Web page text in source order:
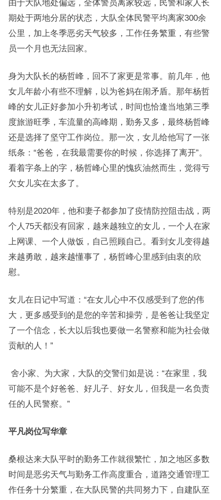
由于大队地处偏远，全体警员离家较远，民警和家人长
期处于两地分居的状态，大队全体民警平均离家300余
公里，加上冬季恶劣天气较多，工作任务繁重，有些警
员一个月也无法回家。
身为大队长的杨哲峰，回不了家更是常事。前几年，他
女儿年龄小有些不理解，以为爸妈在闹矛盾。那年杨哲
峰的女儿正好参加小升初考试，时间也恰逢当地第三季
度旅游旺季，车流量的高峰期，勤务又多，最终杨哲峰
还是选择了坚守工作岗位。那一次，女儿给他写了一张
纸条：“爸爸，在我最需要你的时候，你选择了离开”。
看着字条上的字，杨哲峰心里的愧疚油然而生，觉得亏
欠女儿实在太多了。
特别是2020年，他和妻子都参加了疫情防控阻击战，两
个人75天都没有回家，越来越独立的女儿，一个人在家
上网课、一个人做饭，自己照顾自己。看到女儿变得越
来越勇敢，越来越懂事了，杨哲峰心里感到由衷的欣
慰。
女儿在日记中写道：“在女儿心中不仅感受到了您的伟
大，更多感受到的是您的辛苦和操劳，是爸爸让我坚定
了一个信念，长大以后我也要做一名警察和能为社会做
贡献的人！”
舍小家、为大家，大队的交警们如是说：“在家里，我
可能不是个好爸爸、好儿子、好女儿，但我是一名负责
任的人民警察。”
平凡岗位写华章
桑根达来大队平时的勤务工作就很繁忙，加之地区多数
时间是恶劣天气与勤务工作高度重合，道路交通管理工
作任务十分繁重，在大队民警的共同努力下，自建队至